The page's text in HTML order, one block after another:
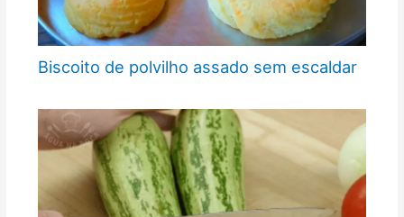
Biscoito de polvilho assado sem escaldar